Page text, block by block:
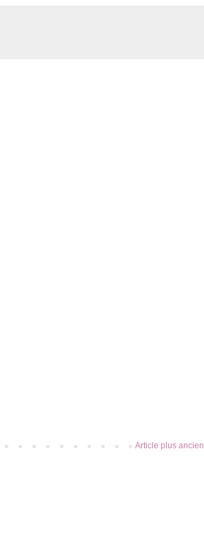
Article plus ancien